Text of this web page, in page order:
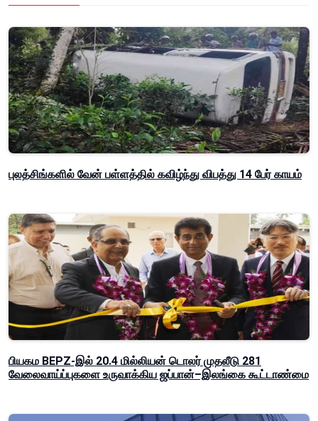
புலத்சிங்களில் வேன் பள்ளத்தில் கவிழ்ந்து விபத்து 14 பேர் காயம்
பியகம BEPZ-இல் 20.4 மில்லியன் டொலர் முதலீடு 281
வேலைவாய்ப்புகளை உருவாக்கிய ஜப்பான்–இலங்கை கூட்டாண்மை